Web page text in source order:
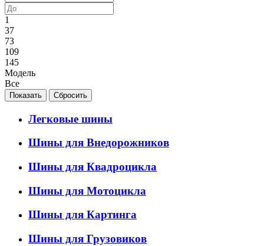
1
37
73
109
145
Модель
Все
Легковые шины
Шины для Внедорожников
Шины для Квадроцикла
Шины для Мотоцикла
Шины для Картинга
Шины для Грузовиков